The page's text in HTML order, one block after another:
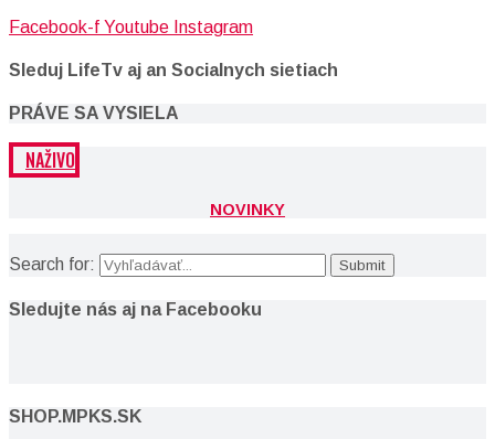
Facebook-f Youtube Instagram
Sleduj LifeTv aj an Socialnych sietiach
PRÁVE SA VYSIELA
NAŽIVO
NOVINKY
Search for:
Sledujte nás aj na Facebooku
SHOP.MPKS.SK